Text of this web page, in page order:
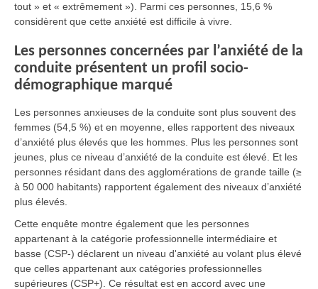
tout » et « extrêmement »). Parmi ces personnes, 15,6 %
considèrent que cette anxiété est difficile à vivre.
Les personnes concernées par l’anxiété de la
conduite présentent un profil socio-
démographique marqué
Les personnes anxieuses de la conduite sont plus souvent des
femmes (54,5 %) et en moyenne, elles rapportent des niveaux
d’anxiété plus élevés que les hommes. Plus les personnes sont
jeunes, plus ce niveau d’anxiété de la conduite est élevé. Et les
personnes résidant dans des agglomérations de grande taille (≥
à 50 000 habitants) rapportent également des niveaux d’anxiété
plus élevés.
Cette enquête montre également que les personnes
appartenant à la catégorie professionnelle intermédiaire et
basse (CSP-) déclarent un niveau d'anxiété au volant plus élevé
que celles appartenant aux catégories professionnelles
supérieures (CSP+). Ce résultat est en accord avec une